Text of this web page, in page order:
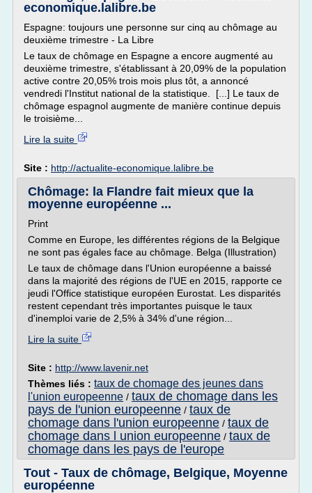
economique.lalibre.be
Espagne: toujours une personne sur cinq au chômage au
deuxième trimestre - La Libre
Le taux de chômage en Espagne a encore augmenté au
deuxième trimestre, s'établissant à 20,09% de la population
active contre 20,05% trois mois plus tôt, a annoncé
vendredi l'Institut national de la statistique. [...] Le taux de
chômage espagnol augmente de manière continue depuis
le troisième...
Lire la suite
Site : http://actualite-economique.lalibre.be
Chômage: la Flandre fait mieux que la
moyenne européenne ...
Print
Comme en Europe, les différentes régions de la Belgique
ne sont pas égales face au chômage. Belga (Illustration)
Le taux de chômage dans l'Union européenne a baissé
dans la majorité des régions de l'UE en 2015, rapporte ce
jeudi l'Office statistique européen Eurostat. Les disparités
restent cependant très importantes puisque le taux
d'inemploi varie de 2,5% à 34% d'une région...
Lire la suite
Site : http://www.lavenir.net
Thèmes liés : taux de chomage des jeunes dans
l'union europeenne / taux de chomage dans les
pays de l'union europeenne / taux de
chomage dans l'union europeenne / taux de
chomage dans l union europeenne / taux de
chomage dans les pays de l'europe
Tout - Taux de chômage, Belgique, Moyenne
européenne